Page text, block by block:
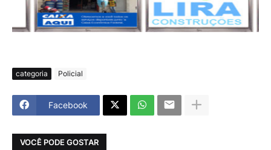
categoria Policial
Facebook
VOCÊ PODE GOSTAR